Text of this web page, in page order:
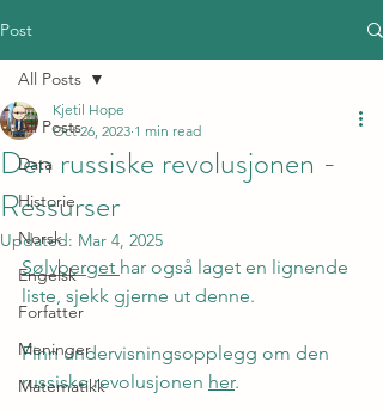
Post
All Posts
Data
Historie
Norsk
Engelsk
Forfatter
Meninger
Matematikk
All Posts
Den russiske revolusjonen -
Ressurser
Kjetil Hope
Oct 26, 2023 1 min read
Updated: Mar 4, 2025
Sølvberget har også laget en lignende
liste, sjekk gjerne ut denne.
Finn undervisningsopplegg om den
russiske revolusjonen her.